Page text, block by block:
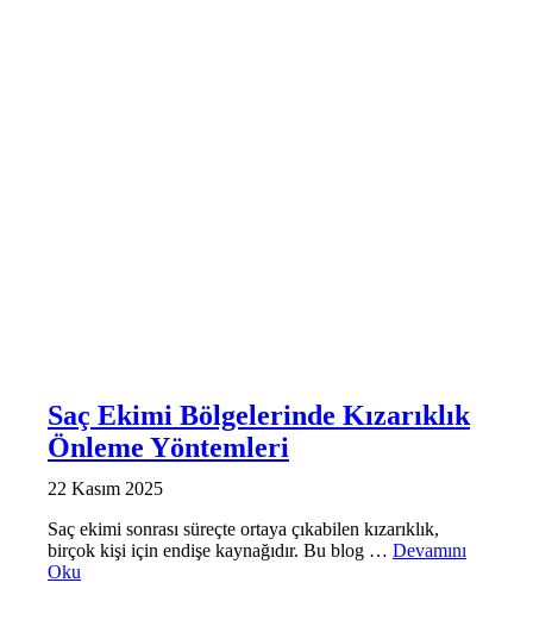
Saç Ekimi Bölgelerinde Kızarıklık
Önleme Yöntemleri
22 Kasım 2025
Saç ekimi sonrası süreçte ortaya çıkabilen kızarıklık,
birçok kişi için endişe kaynağıdır. Bu blog … Devamını
Oku